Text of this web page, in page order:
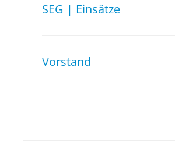
SEG | Einsätze
Vorstand